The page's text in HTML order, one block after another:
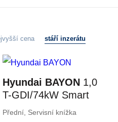
cena stáří inzerátu
Hyundai BAYON 1,0
T-GDI/74kW Smart
DCT
Přední, Servisní knížka